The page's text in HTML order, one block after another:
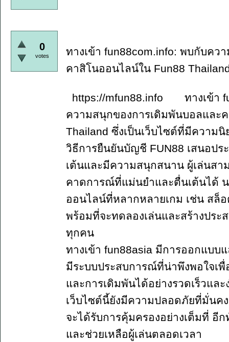
0
votes
ทางเข้า fun88com.info: พบกับคว
คาสิโนออนไลน์ใน Fun88
https://mfun88.info ทางเข้า
ความสนุกของการเดิมพันบอลและ
Thailand ซึ่งเป็นเว็บไซต์ที่มีความ
วิธีการยืนยันบัญชี FUN88 เสนอป
เต้นและมีความสนุกสนาน ผู้เล่นสา
คาดการณ์ที่แม่นยำและตื่นเต้นได้
ออนไลน์ที่หลากหลายเกม เช่น สล็
พร้อมที่จะทดลองเล่นและสร้างปร
ทุกคน
ทางเข้า fun88asia มีการออกแบบ
มีระบบประสบการณ์ที่น่าพึงพอใจเพื่
และการเดิมพันได้อย่างรวดเร็วและ
เว็บไซต์นี้ยังมีความปลอดภัยที่มั่นค
จะได้รับการคุ้มครองอย่างเต็มที่ อี
และช่วยเหลือผู้เล่นตลอดเวลา